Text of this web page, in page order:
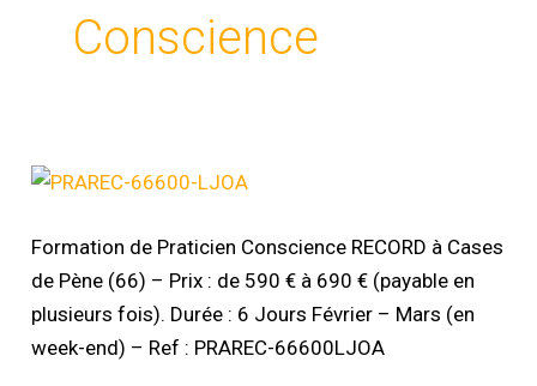
Conscience
Formation de Praticien Conscience RECORD à Cases
de Pène (66) – Prix : de 590 € à 690 € (payable en
plusieurs fois). Durée : 6 Jours Février – Mars (en
week-end) – Ref : PRAREC-66600LJOA
Praticien
RECORD
–
66600
Cases